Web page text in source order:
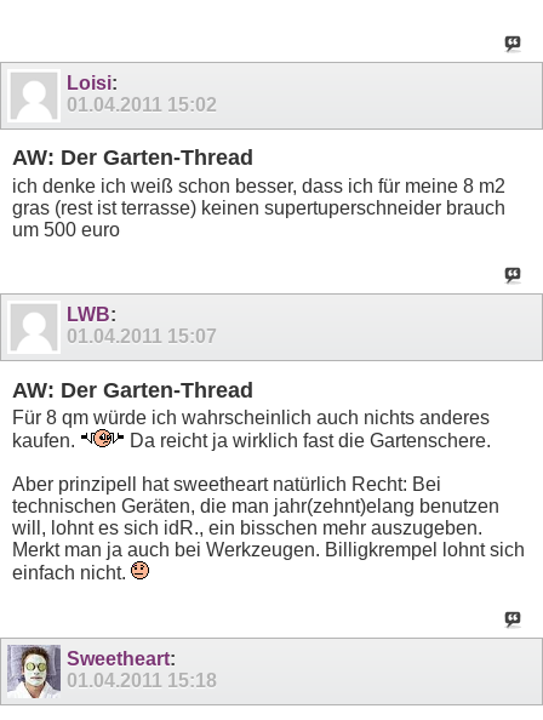
Loisi:
01.04.2011 15:02
AW: Der Garten-Thread
ich denke ich weiß schon besser, dass ich für meine 8 m2
gras (rest ist terrasse) keinen supertuperschneider brauch
um 500 euro
LWB:
01.04.2011 15:07
AW: Der Garten-Thread
Für 8 qm würde ich wahrscheinlich auch nichts anderes
kaufen.
Da reicht ja wirklich fast die Gartenschere.
Aber prinzipell hat sweetheart natürlich Recht: Bei
technischen Geräten, die man jahr(zehnt)elang benutzen
will, lohnt es sich idR., ein bisschen mehr auszugeben.
Merkt man ja auch bei Werkzeugen. Billigkrempel lohnt sich
einfach nicht.
Sweetheart:
01.04.2011 15:18